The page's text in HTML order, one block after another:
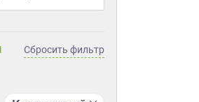
Сбросить фильтр